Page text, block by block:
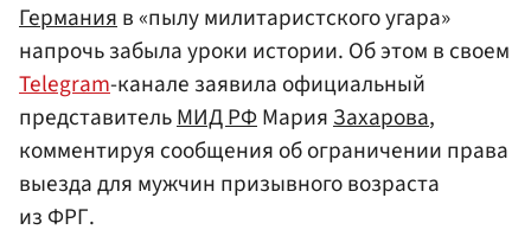
Германияв «пылу милитаристского угара»
напрочь забыла уроки истории. Об этом в своем
Telegram-канале заявила официальный
представительМИД РФМарияЗахарова,
комментируя сообщения об ограничении права
выезда для мужчин призывного возраста
из ФРГ.